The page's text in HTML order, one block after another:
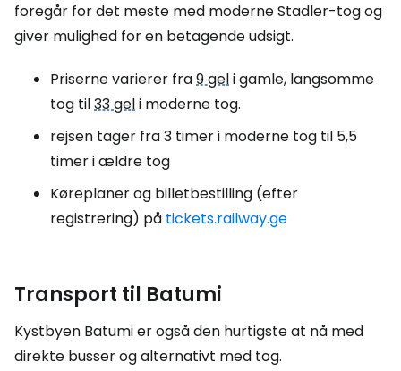
foregår for det meste med moderne Stadler-tog og
giver mulighed for en betagende udsigt.
Priserne varierer fra9 geli gamle, langsomme
tog til33 geli moderne tog.
rejsen tager fra 3 timer i moderne tog til 5,5
timer i ældre tog
Køreplaner og billetbestilling (efter
registrering) på tickets.railway.ge
Transport til Batumi
Kystbyen Batumi er også den hurtigste at nå med
direkte busser og alternativt med tog.